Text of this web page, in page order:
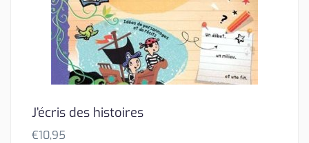
J’écris des histoires
€10,95